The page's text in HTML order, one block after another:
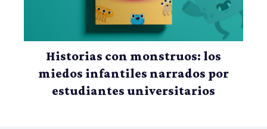
Historias con monstruos: los
miedos infantiles narrados por
estudiantes universitarios